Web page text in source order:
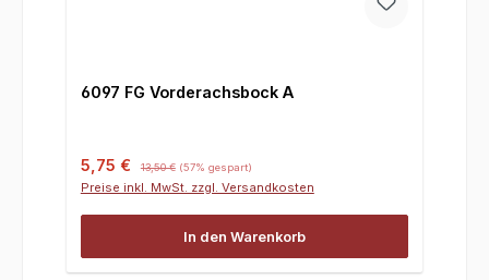
6097 FG Vorderachsbock A
Verkaufspreis:
5,75 € 13,50 € (57% gespart)
Preise inkl. MwSt. zzgl. Versandkosten
In den Warenkorb